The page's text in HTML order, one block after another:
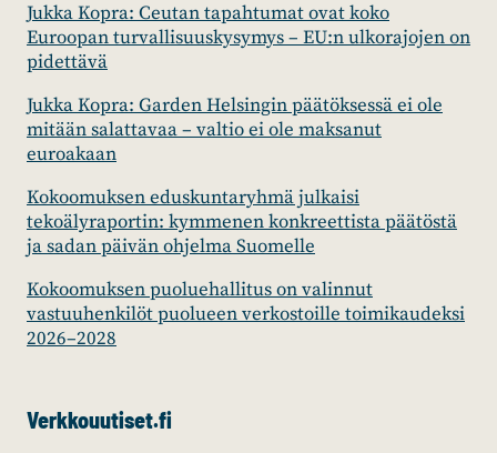
Jukka Kopra: Ceutan tapahtumat ovat koko
Euroopan turvallisuuskysymys – EU:n ulkorajojen on
pidettävä
Jukka Kopra: Garden Helsingin päätöksessä ei ole
mitään salattavaa – valtio ei ole maksanut
euroakaan
Kokoomuksen eduskuntaryhmä julkaisi
tekoälyraportin: kymmenen konkreettista päätöstä
ja sadan päivän ohjelma Suomelle
Kokoomuksen puoluehallitus on valinnut
vastuuhenkilöt puolueen verkostoille toimikaudeksi
2026–2028
Verkkouutiset.fi